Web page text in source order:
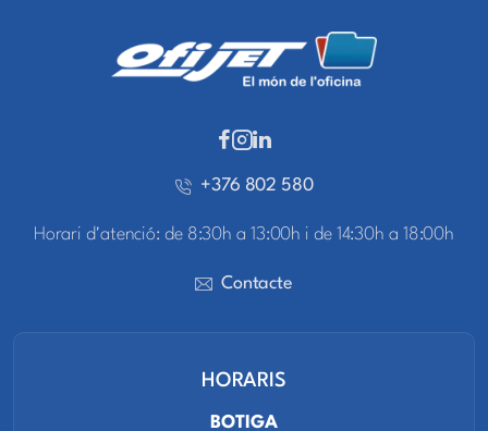
+376 802 580
Horari d'atenció: de 8:30h a 13:00h i de 14:30h a 18:00h
Contacte
HORARIS
BOTIGA